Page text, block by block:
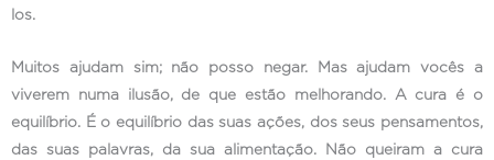
los.
Muitos ajudam sim; não posso negar. Mas ajudam vocês a
viverem numa ilusão, de que estão melhorando. A cura é o
equilíbrio. É o equilíbrio das suas ações, dos seus pensamentos,
das suas palavras, da sua alimentação. Não queiram a cura